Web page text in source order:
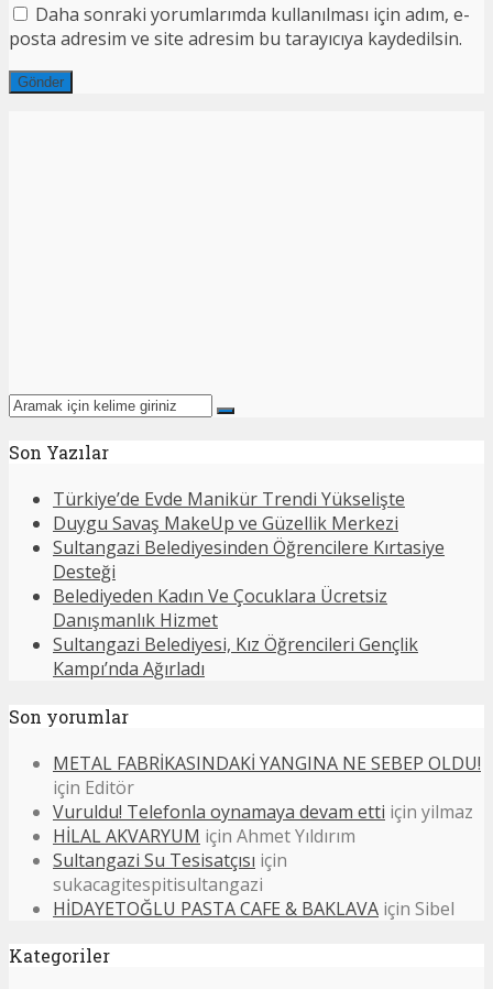
Daha sonraki yorumlarımda kullanılması için adım, e-
posta adresim ve site adresim bu tarayıcıya kaydedilsin.
Son Yazılar
Türkiye’de Evde Manikür Trendi Yükselişte
Duygu Savaş MakeUp ve Güzellik Merkezi
Sultangazi Belediyesinden Öğrencilere Kırtasiye
Desteği
Belediyeden Kadın Ve Çocuklara Ücretsiz
Danışmanlık Hizmet
Sultangazi Belediyesi, Kız Öğrencileri Gençlik
Kampı’nda Ağırladı
Son yorumlar
METAL FABRİKASINDAKİ YANGINA NE SEBEP OLDU!
için Editör
Vuruldu! Telefonla oynamaya devam etti için yilmaz
HİLAL AKVARYUM için Ahmet Yıldırım
Sultangazi Su Tesisatçısı için
sukacagitespitisultangazi
HİDAYETOĞLU PASTA CAFE & BAKLAVA için Sibel
Kategoriler